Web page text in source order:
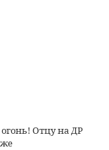
Отцу на ДР